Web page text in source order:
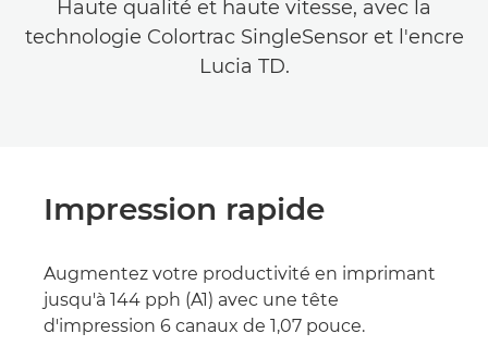
Haute qualité et haute vitesse, avec la
technologie Colortrac SingleSensor et l'encre
Lucia TD.
Impression rapide
Augmentez votre productivité en imprimant
jusqu'à 144 pph (A1) avec une tête
d'impression 6 canaux de 1,07 pouce.